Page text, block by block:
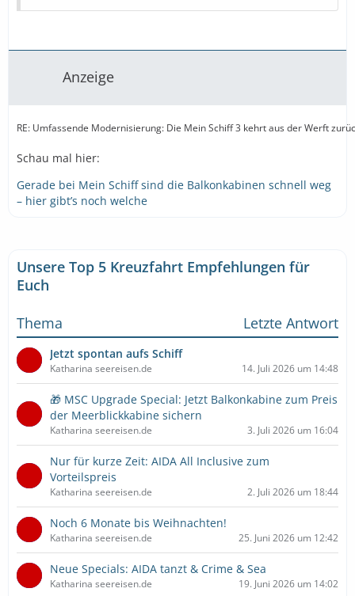
Anzeige
RE: Umfassende Modernisierung: Die Mein Schiff 3 kehrt aus der Werft
Schau mal hier:
Gerade bei Mein Schiff sind die Balkonkabinen schnell weg
– hier gibt’s noch welche
Unsere Top 5 Kreuzfahrt Empfehlungen für
Euch
Thema
Letzte Antwort
Jetzt spontan aufs Schiff
Katharina seereisen.de 14. Juli 2026 um 14:48
🎁 MSC Upgrade Special: Jetzt Balkonkabine zum Preis
der Meerblickkabine sichern
Katharina seereisen.de 3. Juli 2026 um 16:04
Nur für kurze Zeit: AIDA All Inclusive zum
Vorteilspreis
Katharina seereisen.de 2. Juli 2026 um 18:44
Noch 6 Monate bis Weihnachten!
Katharina seereisen.de 25. Juni 2026 um 12:42
Neue Specials: AIDA tanzt & Crime & Sea
Katharina seereisen.de 19. Juni 2026 um 14:02